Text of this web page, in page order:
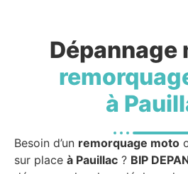
Dépannage
à
Besoin d’un remorquage moto
sur place à Pauillac ? BIP